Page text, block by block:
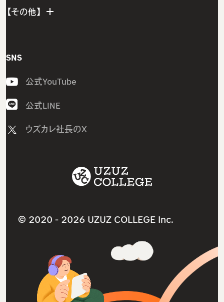
CCNAコース
LinuCコース
AWSコース
ウズカレマガジン（個人向け）
卒業生の就職先
開発エンジニア研修
組込みエンジニア研修
AI研修
採用支援サービス
ウズカレマガジン（法人向け）
よくあるご質問（法人向け）
【その他】
メンバー紹介
採用情報
ニュース
ITスクールサービス
法人研修サービス
特定商取引法に基づく表記
参考書ダウンロードリンク
お問い合わせ
SNS
公式YouTube
公式LINE
ウズカレ社長のX
© 2020 - 2026 UZUZ COLLEGE Inc.